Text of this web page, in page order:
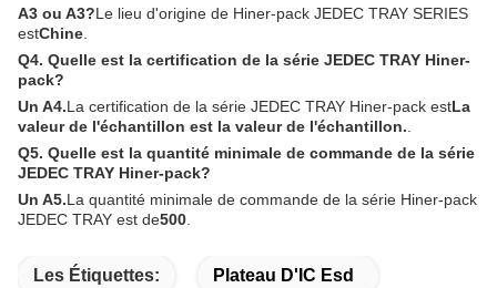
A3 ou A3?Le lieu d'origine de Hiner-pack JEDEC TRAY SERIES
estChine
Q4. Quelle est la certification de la série JEDEC TRAY Hiner-
pack?
Un A4.La certification de la série JEDEC TRAY Hiner-pack estLa
valeur de l'échantillon est la valeur de l'échantillon.
Q5. Quelle est la quantité minimale de commande de la série
JEDEC TRAY Hiner-pack?
Un A5.La quantité minimale de commande de la série Hiner-pack
JEDEC TRAY est de500
Les Étiquettes: Plateau D'IC Esd